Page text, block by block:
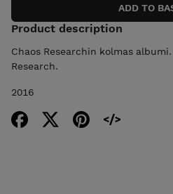
Product description
Chaos Researchin kolmas
Research.
2016